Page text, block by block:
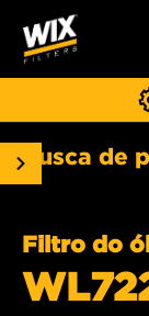
Busca de
Filtro do